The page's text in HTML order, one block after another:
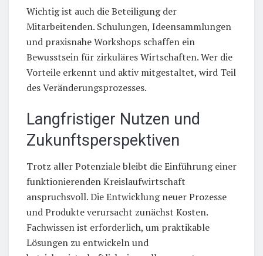
Wichtig ist auch die Beteiligung der
Mitarbeitenden. Schulungen, Ideensammlungen
und praxisnahe Workshops schaffen ein
Bewusstsein für zirkuläres Wirtschaften. Wer die
Vorteile erkennt und aktiv mitgestaltet, wird Teil
des Veränderungsprozesses.
Langfristiger Nutzen und
Zukunftsperspektiven
Trotz aller Potenziale bleibt die Einführung einer
funktionierenden Kreislaufwirtschaft
anspruchsvoll. Die Entwicklung neuer Prozesse
und Produkte verursacht zunächst Kosten.
Fachwissen ist erforderlich, um praktikable
Lösungen zu entwickeln und